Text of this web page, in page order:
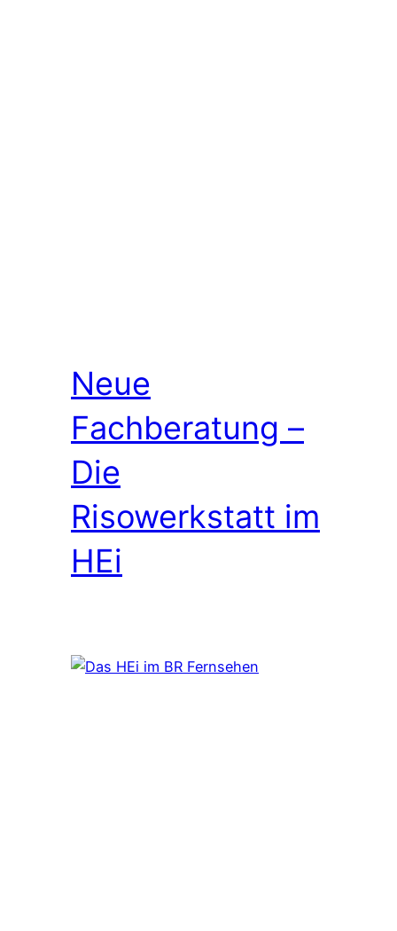
Neue
Fachberatung –
Die
Risowerkstatt im
HEi